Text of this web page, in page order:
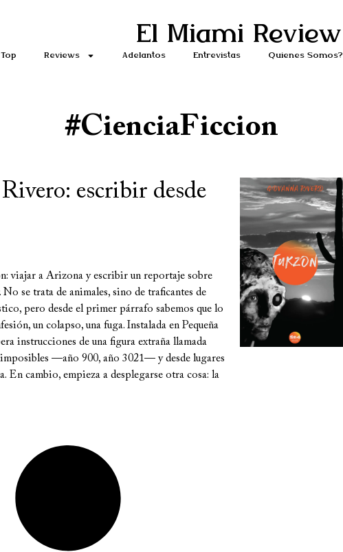
El Miami Review
Top Reviews Adelantos Entrevistas Quiénes Somos?
#CienciaFiccion
escribir desde
viajar a Arizona y escribir un reportaje sobre
se trata de animales, sino de traficantes de
pero desde el primer párrafo sabemos que lo
un colapso, una fuga. Instalada en Pequeña
instrucciones de una figura extraña llamada
—año 900, año 3021— y desde lugares
cambio, empieza a desplegarse otra cosa: la